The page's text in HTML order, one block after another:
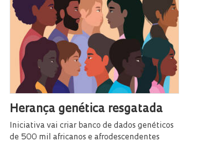
Herança genética resgatada
Iniciativa vai criar banco de dados genéticos
de 500 mil africanos e afrodescendentes